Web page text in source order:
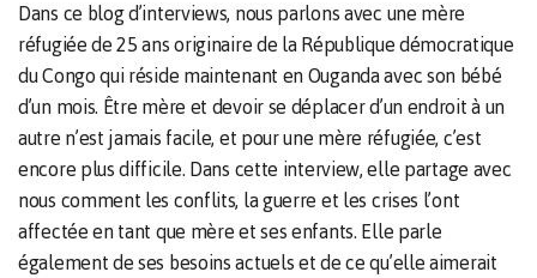
Dans ce blog d’interviews, nous parlons avec une mère
réfugiée de 25 ans originaire de la République démocratique
du Congo qui réside maintenant en Ouganda avec son bébé
d’un mois. Être mère et devoir se déplacer d’un endroit à un
autre n’est jamais facile, et pour une mère réfugiée, c’est
encore plus difficile. Dans cette interview, elle partage avec
nous comment les conflits, la guerre et les crises l’ont
affectée en tant que mère et ses enfants. Elle parle
également de ses besoins actuels et de ce qu’elle aimerait